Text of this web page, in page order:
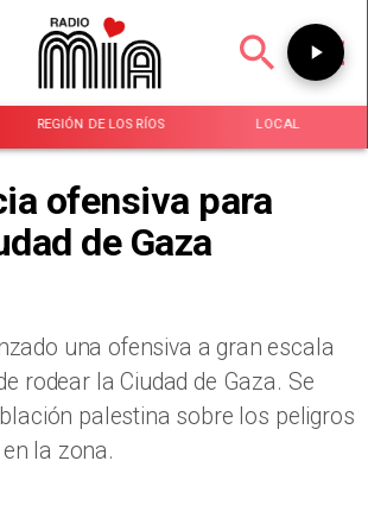
REGIÓN DE LOS RÍOS LOCAL
ofensiva para
de Gaza
una ofensiva a gran escala
rodear la Ciudad de Gaza. Se
palestina sobre los peligros
la zona.